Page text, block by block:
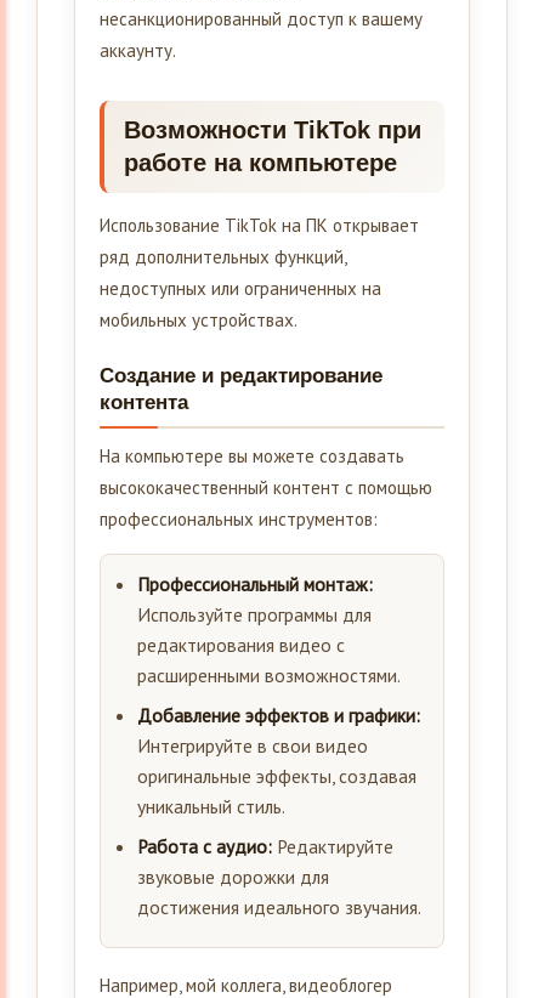
несанкционированный доступ к вашему
аккаунту.
Возможности TikTok при
работе на компьютере
Использование TikTok на ПК открывает
ряд дополнительных функций,
недоступных или ограниченных на
мобильных устройствах.
Создание и редактирование
контента
На компьютере вы можете создавать
высококачественный контент с помощью
профессиональных инструментов:
Профессиональный монтаж:
Используйте программы для
редактирования видео с
расширенными возможностями.
Добавление эффектов и графики:
Интегрируйте в свои видео
оригинальные эффекты, создавая
уникальный стиль.
Работа с аудио: Редактируйте
звуковые дорожки для
достижения идеального звучания.
Например, мой коллега, видеоблогер